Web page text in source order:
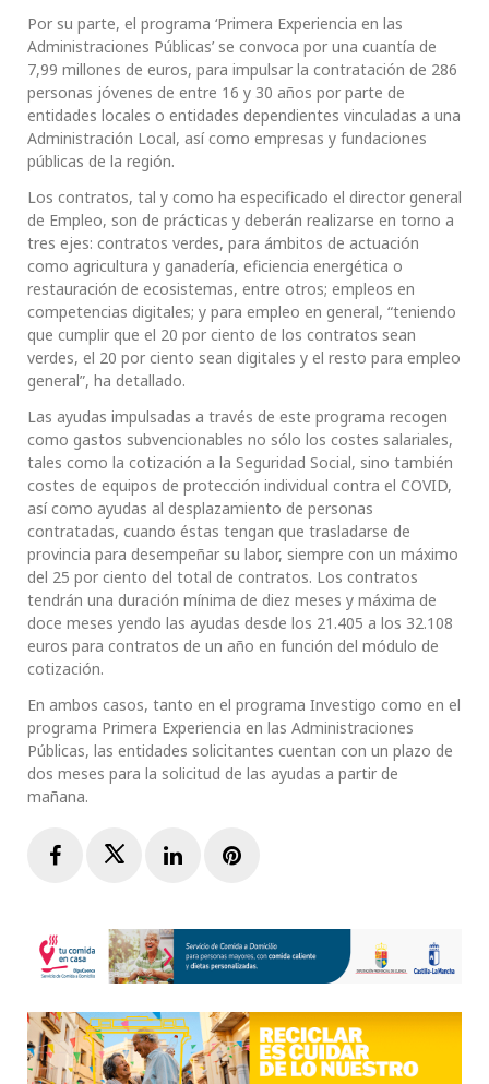
Por su parte, el programa ‘Primera Experiencia en las
Administraciones Públicas’ se convoca por una cuantía de
7,99 millones de euros, para impulsar la contratación de 286
personas jóvenes de entre 16 y 30 años por parte de
entidades locales o entidades dependientes vinculadas a una
Administración Local, así como empresas y fundaciones
públicas de la región.
Los contratos, tal y como ha especificado el director general
de Empleo, son de prácticas y deberán realizarse en torno a
tres ejes: contratos verdes, para ámbitos de actuación
como agricultura y ganadería, eficiencia energética o
restauración de ecosistemas, entre otros; empleos en
competencias digitales; y para empleo en general, “teniendo
que cumplir que el 20 por ciento de los contratos sean
verdes, el 20 por ciento sean digitales y el resto para empleo
general”, ha detallado.
Las ayudas impulsadas a través de este programa recogen
como gastos subvencionables no sólo los costes salariales,
tales como la cotización a la Seguridad Social, sino también
costes de equipos de protección individual contra el COVID,
así como ayudas al desplazamiento de personas
contratadas, cuando éstas tengan que trasladarse de
provincia para desempeñar su labor, siempre con un máximo
del 25 por ciento del total de contratos. Los contratos
tendrán una duración mínima de diez meses y máxima de
doce meses yendo las ayudas desde los 21.405 a los 32.108
euros para contratos de un año en función del módulo de
cotización.
En ambos casos, tanto en el programa Investigo como en el
programa Primera Experiencia en las Administraciones
Públicas, las entidades solicitantes cuentan con un plazo de
dos meses para la solicitud de las ayudas a partir de
mañana.
FacebookTwitterLinkedInPinterest